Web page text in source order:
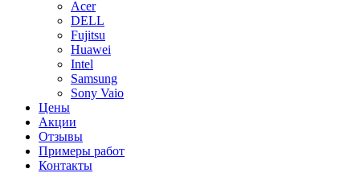
Acer
DELL
Fujitsu
Huawei
Intel
Samsung
Sony Vaio
Цены
Акции
Отзывы
Примеры работ
Контакты